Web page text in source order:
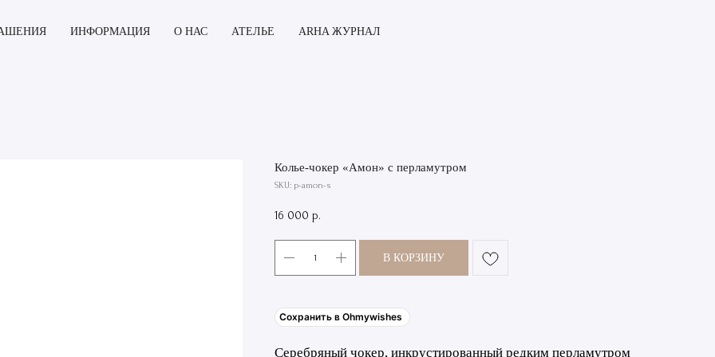
ИНФОРМАЦИЯ О НАС АТЕЛЬЕ ARHA ЖУРНАЛ
Колье-чокер «Амон» с перламутром
SKU: p-amon-s
16 000 р.
В КОРЗИНУ
Сохранить в Ohmywishes
Серебряный чокер, инкрустированный редким перламутром